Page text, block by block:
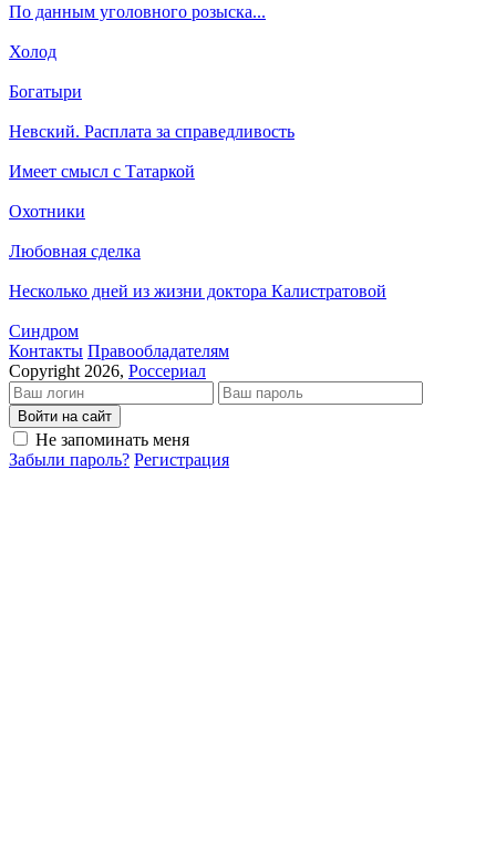
По данным уголовного розыска...
Холод
Богатыри
Невский. Расплата за справедливость
Имеет смысл с Татаркой
Охотники
Любовная сделка
Несколько дней из жизни доктора Калистратовой
Синдром
Кон­так­ты Пра­во­об­ла­да­те­лям
Copyright 2026, Россериал
Войти на сайт
Не запоминать меня
Забыли пароль? Регистрация